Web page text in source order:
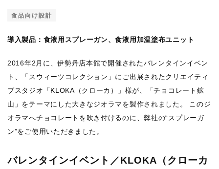
食品向け設計
導入製品：食液用スプレーガン、食液用加温塗布ユニット
2016年2月に、伊勢丹店本館で開催されたバレンタインイベン
ト、「スウィーツコレクション」にご出展されたクリエイティ
ブスタジオ「KLOKA（クローカ）」様が、「チョコレート鉱
山」をテーマにした大きなジオラマを製作されました。 このジ
オラマへチョコレートを吹き付けるのに、弊社の“スプレーガ
ン”をご使用いただきました。
バレンタインイベント／KLOKA（クローカ